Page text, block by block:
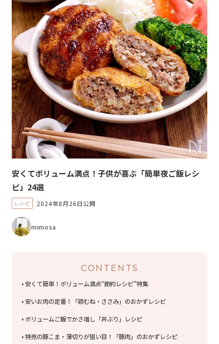
安くてボリューム満点！子供が喜ぶ「簡単夜ご飯レシ
ピ」24選
レシピ 2024年8月26日公開
mimosa
CONTENTS
安くて簡単！ボリューム満点“節約レシピ”特集
安いお肉の定番！「鶏むね・ささみ」のおかずレシピ
ボリュームご飯でかさ増し「丼ぶり」レシピ
特売の豚こま・薄切りが狙い目！「豚肉」のおかずレシピ